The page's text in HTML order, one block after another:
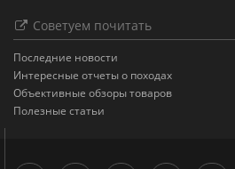
Советуем почитать
Последние новости
Интересные отчеты о походах
Объективные обзоры товаров
Полезные статьи